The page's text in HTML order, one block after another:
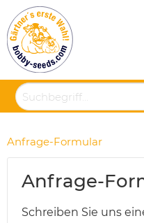
Anfrage-Formular
Anfrage-
Schreiben Sie uns